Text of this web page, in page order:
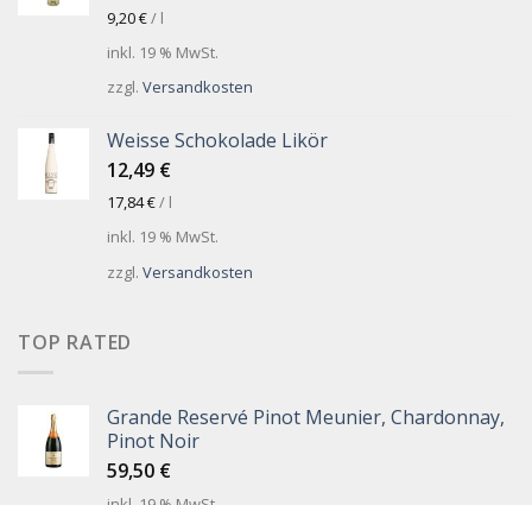
9,20€/ l
inkl. 19 % MwSt.
zzgl. Versandkosten
Weisse Schokolade Likör
12,49 €
17,84€/ l
inkl. 19 % MwSt.
zzgl. Versandkosten
TOP RATED
Grande Reservé Pinot Meunier, Chardonnay,
Pinot Noir
59,50 €